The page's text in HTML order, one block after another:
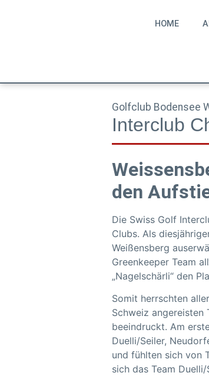
HOME
Golfclub Bodensee
Interclub
den
Die Swiss Golf
Clubs. Als
Weißensberg
Greenkeeper Team
„Nagelschärli“ den
Somit herrschten
Schweiz angereisten
beeindruckt. Am
Duelli/Seiler,
und fühlten sich von
sich das Team